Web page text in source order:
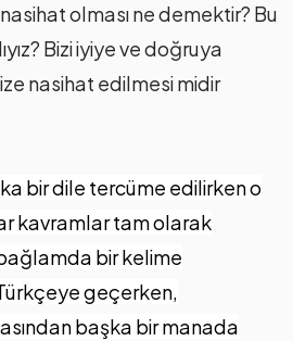
olması ne demektir? Bu
Bizi iyiye ve doğruya
nasihat edilmesi midir
bir dile tercüme edilirken o
kavramlar tam olarak
bir kelime
geçerken,
başka bir manada